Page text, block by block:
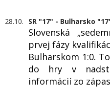
28.10. SR "17" - Bulharsko
Slovenská
prvej fázy
Bulharskom 1:0.
do hry v
informácií zo